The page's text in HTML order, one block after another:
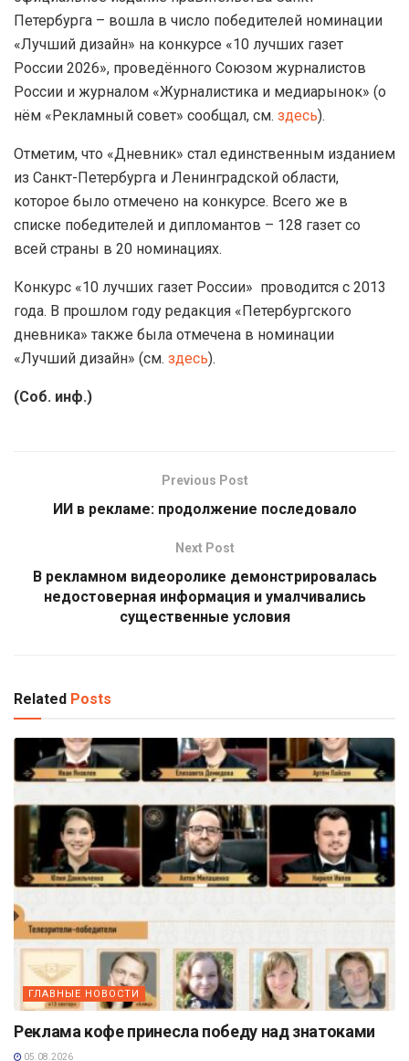
Петербурга – вошла в число победителей номинации
«Лучший дизайн» на конкурсе «10 лучших газет
России 2026», проведённого Союзом журналистов
России и журналом «Журналистика и медиарынок» (о
нём «Рекламный совет» сообщал, см. здесь).
Отметим, что «Дневник» стал единственным изданием
из Санкт-Петербурга и Ленинградской области,
которое было отмечено на конкурсе. Всего же в
списке победителей и дипломантов – 128 газет со
всей страны в 20 номинациях.
Конкурс «10 лучших газет России» проводится с 2013
года. В прошлом году редакция «Петербургского
дневника» также была отмечена в номинации
«Лучший дизайн» (см. здесь).
(Соб. инф.)
Previous Post
ИИ в рекламе: продолжение последовало
Next Post
В рекламном видеоролике демонстрировалась
недостоверная информация и умалчивались
существенные условия
Related Posts
ГЛАВНЫЕ НОВОСТИ
Реклама кофе принесла победу над знатоками
05.08.2026